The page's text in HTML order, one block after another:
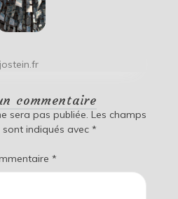
commentaire
sera pas publiée. Les champs
indiqués avec *
*